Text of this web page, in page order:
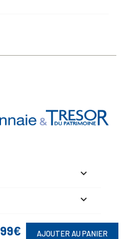
99€ AJOUTER AU PANIER


